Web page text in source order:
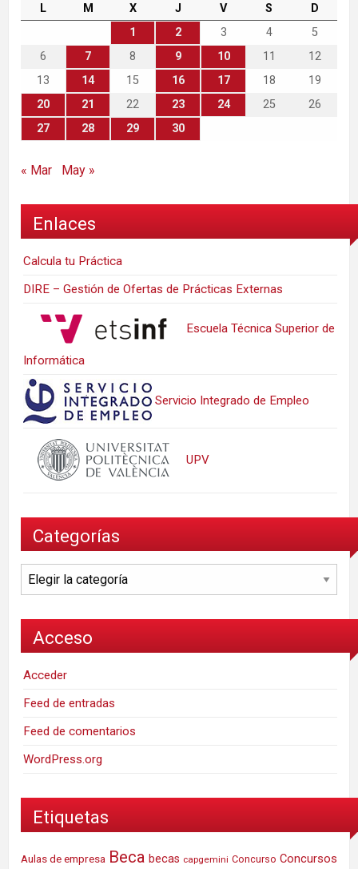
L M X J V S
D
1
2 3 4
5
6
7 8 9 10 11
12
13
14 15 16 17 18
19
20
21 22 23 24 25
26
27
28 29 30
« Mar May »
Enlaces
Calcula tu Práctica
DIRE – Gestión de Ofertas de Prácticas Externas
Escuela Técnica Superior de
Informática
Servicio Integrado de Empleo
UPV
Categorías
Categorías
Acceso
Acceder
Feed de entradas
Feed de comentarios
WordPress.org
Etiquetas
Aulas de empresa Beca becas capgemini Concurso Concursos